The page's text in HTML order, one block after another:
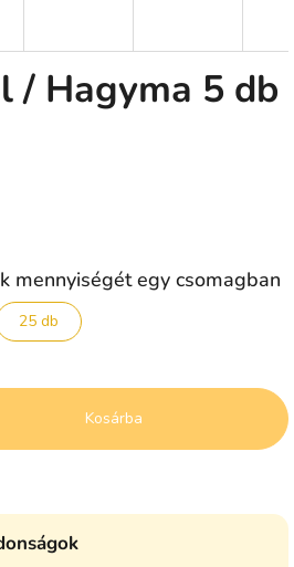
/ Hagyma 5 db
mennyiségét egy csomagban
25 db
Kosárba